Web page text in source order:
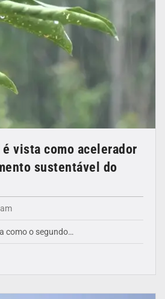
vista como acelerador
sustentável do
como o segundo…